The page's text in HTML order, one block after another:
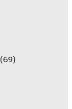
(69)